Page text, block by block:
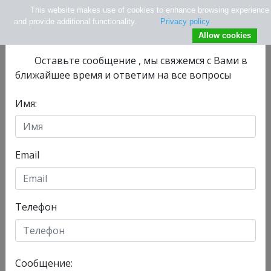
info@tlv.hospital
Главная
Не нашли нужной информации ?
Оставьте сообщениe , мы свяжемся с Вами в
ближайшее время и ответим на все вопросы
Имя:
Email
Телефон
Сообщение:
This website makes use of cookies to enhance browsing experience
and provide additional functionality.
Privacy policy
Allow cookies